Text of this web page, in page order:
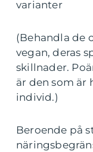
varianter
(Behandla de
vegan, deras
skillnader.
är den som är
individ.)
Beroende på